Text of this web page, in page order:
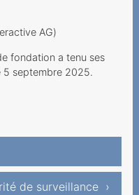
AG)
fondation a tenu ses
5 septembre 2025.
de surveillance ›